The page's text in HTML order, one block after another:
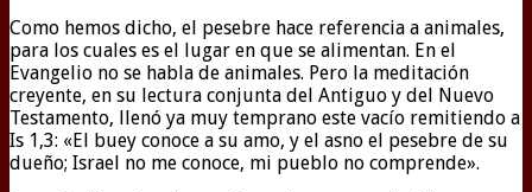
Como hemos dicho, el pesebre hace referencia a animales,
para los cuales es el lugar en que se alimentan. En el
Evangelio no se habla de animales. Pero la meditación
creyente, en su lectura conjunta del Antiguo y del Nuevo
Testamento, llenó ya muy temprano este vacío remitiendo a
Is 1,3: «El buey conoce a su amo, y el asno el pesebre de su
dueño; Israel no me conoce, mi pueblo no comprende».